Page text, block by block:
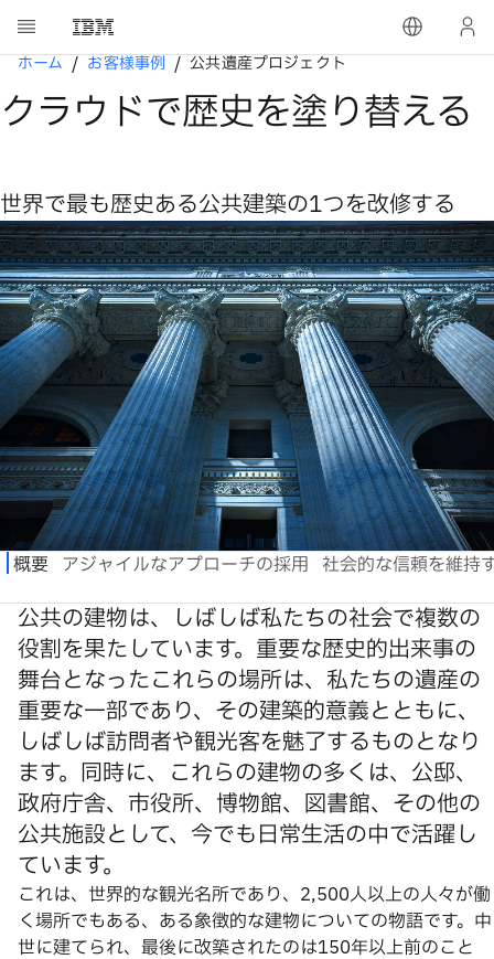
ホーム お客様事例 公共遺産プロジェクト
クラウドで歴史を塗り替える
世界で最も歴史ある公共建築の1つを改修する
公共の建物は、しばしば私たちの社会で複数の
役割を果たしています。重要な歴史的出来事の
舞台となったこれらの場所は、私たちの遺産の
重要な一部であり、その建築的意義とともに、
しばしば訪問者や観光客を魅了するものとなり
ます。同時に、これらの建物の多くは、公邸、
政府庁舎、市役所、博物館、図書館、その他の
公共施設として、今でも日常生活の中で活躍し
ています。
これは、世界的な観光名所であり、2,500人以上の人々が働
く場所でもある、ある象徴的な建物についての物語です。中
世に建てられ、最後に改築されたのは150年以上前のこと